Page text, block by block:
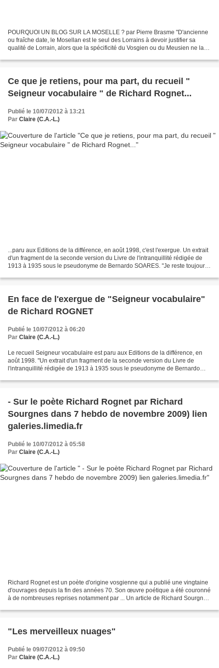
POURQUOI UN BLOG SUR LA MOSELLE ? par Pierre Brasme "D'ancienne
ou fraîche date, le Mosellan est le seul des Lorrains à devoir justifier sa
qualité de Lorrain, alors que la spécificité du Vosgien ou du Meusien ne la
Ce que je retiens, pour ma part, du recueil "
Seigneur vocabulaire " de Richard Rognet...
Publié le 10/07/2012 à 13:21
Par Claire (C.A.-L.)
...paru aux Editions de la différence, en août 1998, c'est l'exergue. Un extrait
d'un fragment de la seconde version du Livre de l'intranquillité rédigée de
1913 à 1935 sous le pseudonyme de Bernardo SOARES. "Je reste toujours
En face de l'exergue de "Seigneur vocabulaire"
de Richard ROGNET
Publié le 10/07/2012 à 06:20
Par Claire (C.A.-L.)
Le recueil Seigneur vocabulaire est paru aux Editions de la différence, en
août 1998. "Un extrait d'un fragment de la seconde version du Livre de
l'intranquillité rédigée de 1913 à 1935 sous le pseudonyme de Bernardo
- Sur le poète Richard Rognet par Richard
Sourgnes dans 7 hebdo de novembre 2009) lien
galeries.limedia.fr
Publié le 10/07/2012 à 05:58
Par Claire (C.A.-L.)
Richard Rognet est un poète d'origine vosgienne qui a publié une vingtaine
d'ouvrages depuis la fin des années 70. Son œuvre poétique a été couronné
à de nombreuses reprises notamment par ... Un article de Richard Sourgnes,
"Les merveilleux nuages"
Publié le 09/07/2012 à 09:50
Par Claire (C.A.-L.)